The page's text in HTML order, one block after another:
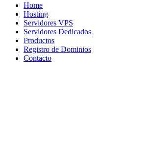
Home
Hosting
Servidores VPS
Servidores Dedicados
Productos
Registro de Dominios
Contacto